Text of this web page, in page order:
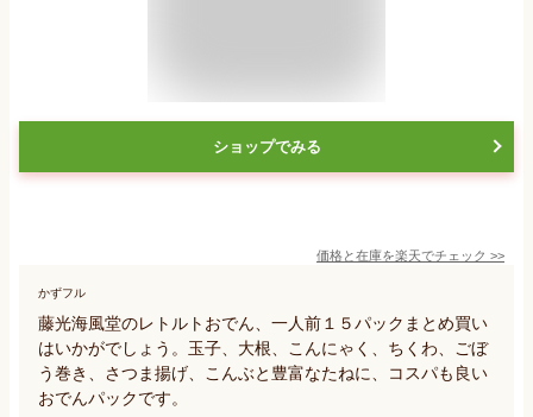
ショップでみる
価格と在庫を楽天でチェック >>
かずフル
藤光海風堂のレトルトおでん、一人前１５パックまとめ買い
はいかがでしょう。玉子、大根、こんにゃく、ちくわ、ごぼ
う巻き、さつま揚げ、こんぶと豊富なたねに、コスパも良い
おでんパックです。